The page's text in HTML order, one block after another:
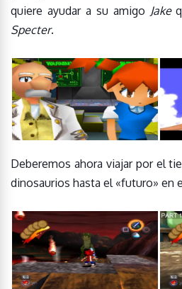
quiere ayudar a su amigo Jake
Specter.
Deberemos ahora viajar por el
dinosaurios hasta el «futuro» en